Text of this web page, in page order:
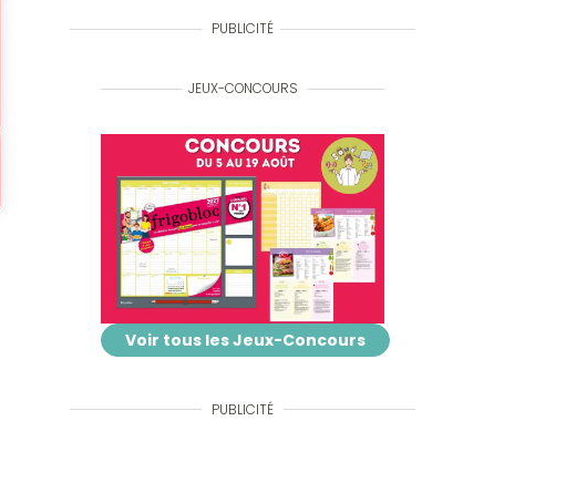
PUBLICITÉ
JEUX-CONCOURS
Voir tous les Jeux-Concours
PUBLICITÉ